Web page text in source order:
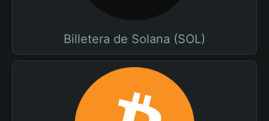
Billetera de Solana (SOL)